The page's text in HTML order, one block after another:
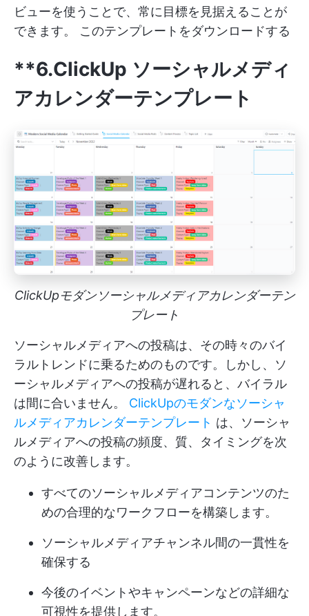
ビューを使うことで、常に目標を見据えることが
できます。 このテンプレートをダウンロードする
**6.ClickUp ソーシャルメディ
アカレンダーテンプレート
ClickUpモダンソーシャルメディアカレンダーテン
プレート
ソーシャルメディアへの投稿は、その時々のバイ
ラルトレンドに乗るためのものです。しかし、ソ
ーシャルメディアへの投稿が遅れると、バイラル
は間に合いません。 ClickUpのモダンなソーシャ
ルメディアカレンダーテンプレート は、ソーシャ
ルメディアへの投稿の頻度、質、タイミングを次
のように改善します。
すべてのソーシャルメディアコンテンツのた
めの合理的なワークフローを構築します。
ソーシャルメディアチャンネル間の一貫性を
確保する
今後のイベントやキャンペーンなどの詳細な
可視性を提供します。